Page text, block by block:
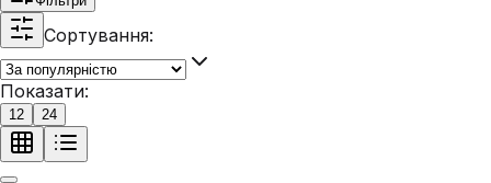
Сортування:
Показати:
12 24